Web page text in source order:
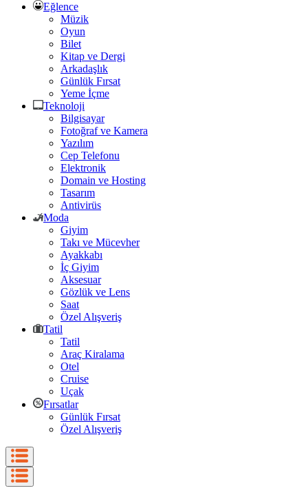
Eğlence
Müzik
Oyun
Bilet
Kitap ve Dergi
Arkadaşlık
Günlük Fırsat
Yeme İçme
Teknoloji
Bilgisayar
Fotoğraf ve Kamera
Yazılım
Cep Telefonu
Elektronik
Domain ve Hosting
Tasarım
Antivirüs
Moda
Giyim
Takı ve Mücevher
Ayakkabı
İç Giyim
Aksesuar
Gözlük ve Lens
Saat
Özel Alışveriş
Tatil
Tatil
Araç Kiralama
Otel
Cruise
Uçak
Fırsatlar
Günlük Fırsat
Özel Alışveriş